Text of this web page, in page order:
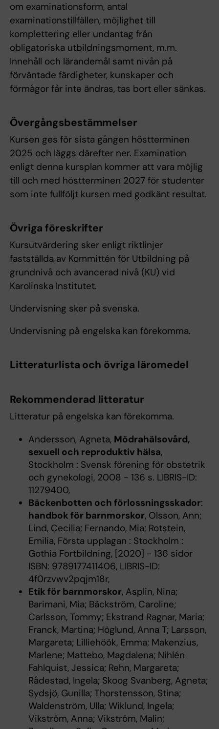
om examinationsform, antal
examinationstillfällen, möjlighet till
komplettering eller undantag från
obligatoriska utbildningsmoment, m.m.
Innehåll och lärandemål samt nivån på
förväntade färdigheter, kunskaper och
förmågor får inte ändras, tas bort eller sänkas.
Övergångsbestämmelser
Kursen ges för sista gången höstterminen
2025 och läggs därefter ner. Examination
enligt denna kursplan kommer att vara möjlig
till och med höstterminen 2027 för studenter
som inte fullföljt kursen med godkänt resultat.
Övriga föreskrifter
Kursutvärdering sker enligt riktlinjer
fastställda av Kommittén för Utbildning på
grundnivå och avancerad nivå (KU) vid
Karolinska Institutet.
Undervisning sker på svenska.
Undervisning på engelska kan förekomma.
Litteraturlista och övriga läromedel
Rekommenderad litteratur
Litteratur på engelska kan förekomma.
Andersson, Agneta, Mödrahälsovård,
sexuell och reproduktiv hälsa,
Stockholm : Svensk förening för obstetrik
och gynekologi, 2008 - 136 s. LIBRIS-ID:
11279400,
Bäckenbotten och förlossningsskador:
handbok för barnmorskor, Olsson, Ann;
Lind, Cecilia; Fernando, Mia; Rotstein,
Emilia, Första upplagan : Stockholm :
Gothia Fortbildning, [2020] - 136 sidor
ISBN: 9789177411406, LIBRIS-ID:
4f0rzvwv2pqjm18r,
Etik för barnmorskor, Asplin, Nina;
Barimani, Mia; Bäckström, Caroline;
Carlsson, Tommy; Ekstrand Ragnar, Maria;
Franck, Martina; Höglund, Anna T; Larsson,
Margareta; Lilliehöök, Emma; Makenzius,
Marlene; Mattebo, Magdalena; Nihlén
Fahlquist, Jessica; Rehn, Margareta;
Rådestad, Ingela; Skoog Svanberg, Agneta;
Sydsjö, Gunilla; Thorstensson, Stina;
Waldenström, Ulla; Wiklund, Ingela;
Vikström, Anna; Vikström, Malin;